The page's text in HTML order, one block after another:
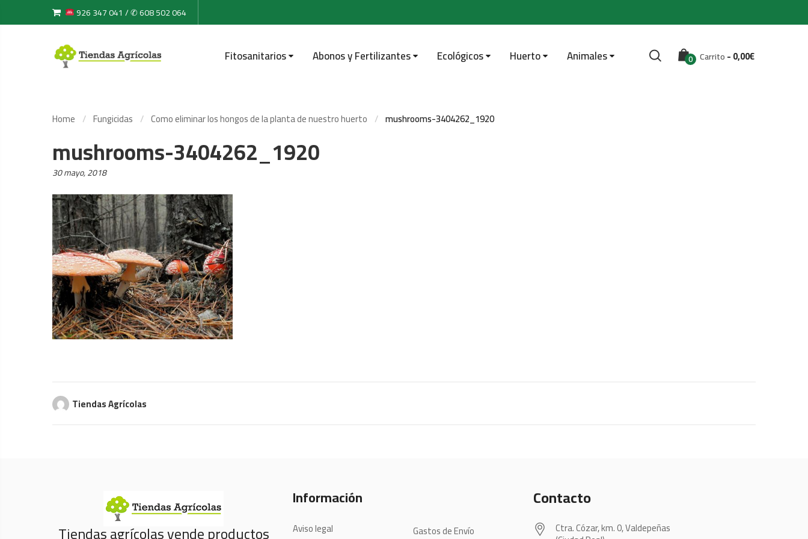
926 347 041 / ✆ 608 502 064
Fitosanitarios Abonos y Fertilizantes Ecológicos Huerto Animales 0 Carrito-0,00€
Home Fungicidas Como eliminar los hongos de la planta de nuestro huerto mushrooms-3404262_1920
mushrooms-3404262_1920
Posted
30 mayo, 2018
Tiendas Agrícolas
Información
Aviso legal Gastos de Envío
Contacto
Ctra. Cózar, km. 0, Valdepeñas